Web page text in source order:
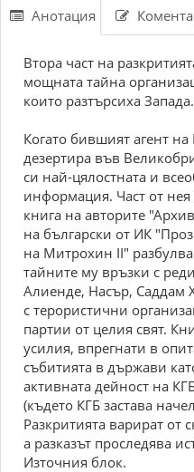
Анотация
Втора част на
мощната тайна
които разтърсиха Запада.
Когато бившият агент
дезертира във
си най-цялостната и
информация. Част от нея
книга на авторите
на български от ИК
на Митрохин II"
тайните му връзки с
Алиенде, Насър, Саддам
с терористични
партии от целия свят.
усилия, впрегнати в
събитията в държави
активната дейност на
(където КГБ застава
Разкритията варират от
а разказът проследява
Източния блок.